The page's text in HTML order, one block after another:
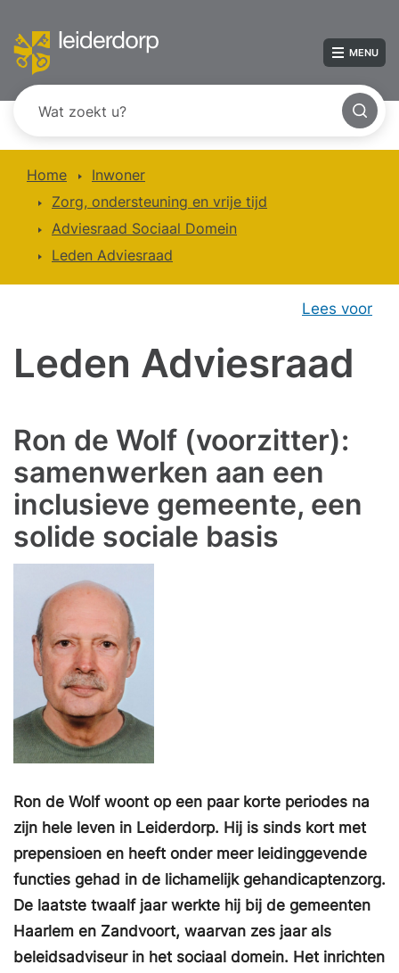
MENU
Home
Inwoner
Zorg, ondersteuning en vrije tijd
Adviesraad Sociaal Domein
Leden Adviesraad
Lees voor
Leden Adviesraad
Ron de Wolf (voorzitter):
samenwerken aan een
inclusieve gemeente, een
solide sociale basis
Ron de Wolf woont op een paar korte periodes na
zijn hele leven in Leiderdorp. Hij is sinds kort met
prepensioen en heeft onder meer leidinggevende
functies gehad in de lichamelijk gehandicaptenzorg.
De laatste twaalf jaar werkte hij bij de gemeenten
Haarlem en Zandvoort, waarvan zes jaar als
beleidsadviseur in het sociaal domein. Het inrichten